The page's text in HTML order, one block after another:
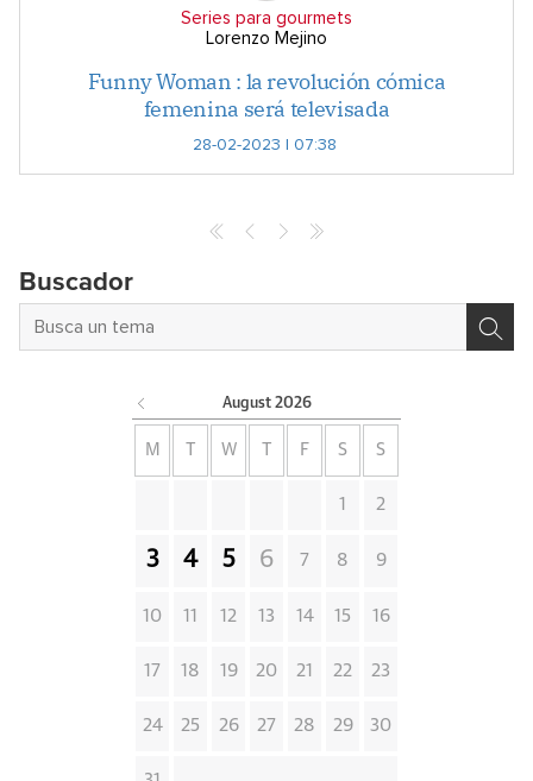
Series para gourmets
Lorenzo Mejino
Funny Woman : la revolución cómica
femenina será televisada
28-02-2023 | 07:38
Buscador
August 2026
M W F S S
1 2
3 4 5 6 7 8 9
10 11 12 13 14 15 16
17 18 19 20 21 22 23
24 25 26 27 28 29 30